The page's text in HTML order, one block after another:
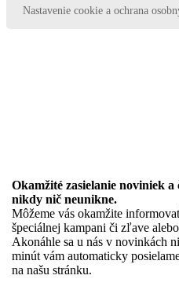
Nastavenie cookie a ochrana
Okamžité zasielanie noviniek a
nikdy nič neunikne.
Môžeme vás okamžite
špeciálnej kampani či zľave
Akonáhle sa u nás v novinkách
minút vám automaticky
na našu stránku.